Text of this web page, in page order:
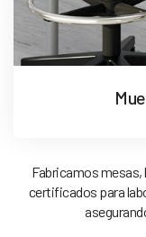
Fabricamos mesas,
certificados para